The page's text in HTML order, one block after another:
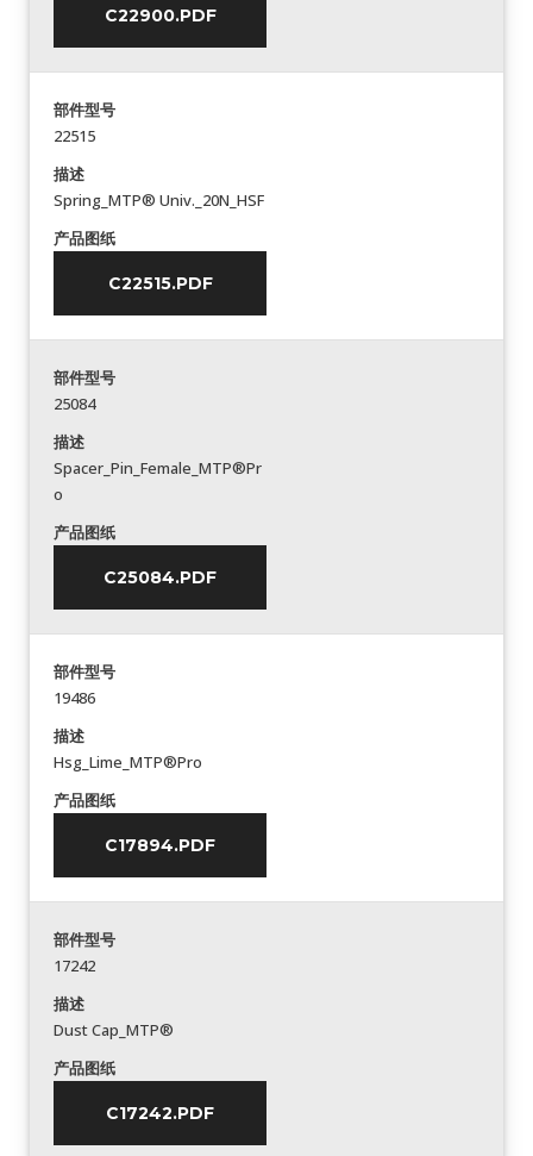
C22900.PDF
部件型号
22515
描述
Spring_MTP® Univ._20N_HSF
产品图纸
C22515.PDF
部件型号
25084
描述
Spacer_Pin_Female_MTP®Pr
o
产品图纸
C25084.PDF
部件型号
19486
描述
Hsg_Lime_MTP®Pro
产品图纸
C17894.PDF
部件型号
17242
描述
Dust Cap_MTP®
产品图纸
C17242.PDF